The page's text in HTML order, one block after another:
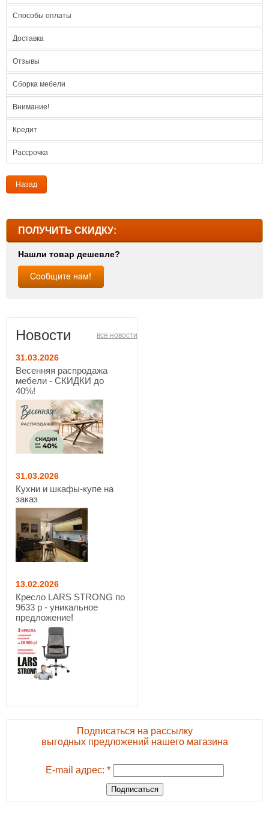
ПОЛУЧИТЬ СКИДКУ:
Нашли товар дешевле?
Новости все новости
31.03.2026
Весенняя распродажа
мебели - СКИДКИ до
40%!
31.03.2026
Кухни и шкафы-купе на
заказ
13.02.2026
Кресло LARS STRONG по
9633 р - уникальное
предложение!
Подписаться на рассылку
выгодных предложений нашего магазина
E-mail адрес: *
Способы оплаты
Доставка
Отзывы
Сборка мебели
Внимание!
Кредит
Рассрочка
Назад